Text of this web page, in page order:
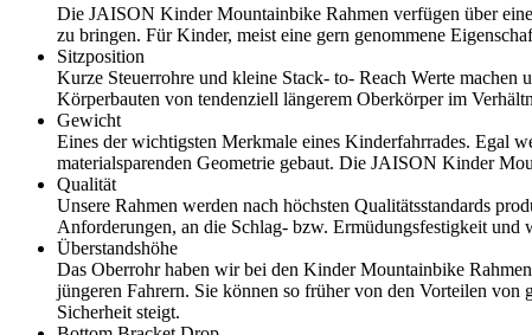
Die JAISON Kinder Mountainbike Rahmen verfügen über
zu bringen. Für Kinder, meist eine gern genommene
Sitzposition
Kurze Steuerrohre und kleine Stack- to- Reach Werte
Körperbauten von tendenziell längerem Oberkörper im
Gewicht
Eines der wichtigsten Merkmale eines Kinderfahrrades. Egal
materialsparenden Geometrie gebaut. Die JAISON Kinder
Qualität
Unsere Rahmen werden nach höchsten Qualitätsstandards
Anforderungen, an die Schlag- bzw. Ermüdungsfestigkeit und
Überstandshöhe
Das Oberrohr haben wir bei den Kinder Mountainbike
jüngeren Fahrern. Sie können so früher von den Vorteilen
Sicherheit steigt.